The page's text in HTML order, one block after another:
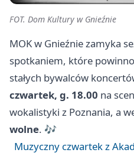
FOT. Dom Kultury w Gnieźnie
MOK w Gnieźnie zamyka
spotkaniem, które
stałych bywalców
czwartek, g. 18.00 na
wokalistyki z Poznania, a
wolne. 🎶
Muzyczny czwartek z